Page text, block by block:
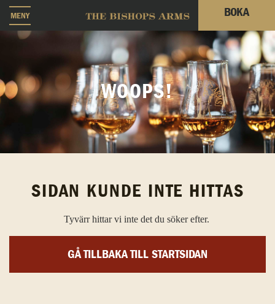
MENY BOKA
WOOPS!
SIDAN KUNDE INTE HITTAS
Tyvärr hittar vi inte det du söker efter.
GÅ TILLBAKA TILL STARTSIDAN